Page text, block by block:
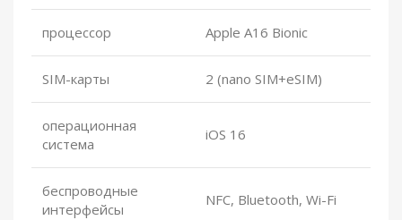
процессор Apple A16 Bionic
SIM-карты 2 (nano SIM+eSIM)
операционная
система
iOS 16
беспроводные
интерфейсы
NFC, Bluetooth, Wi-Fi